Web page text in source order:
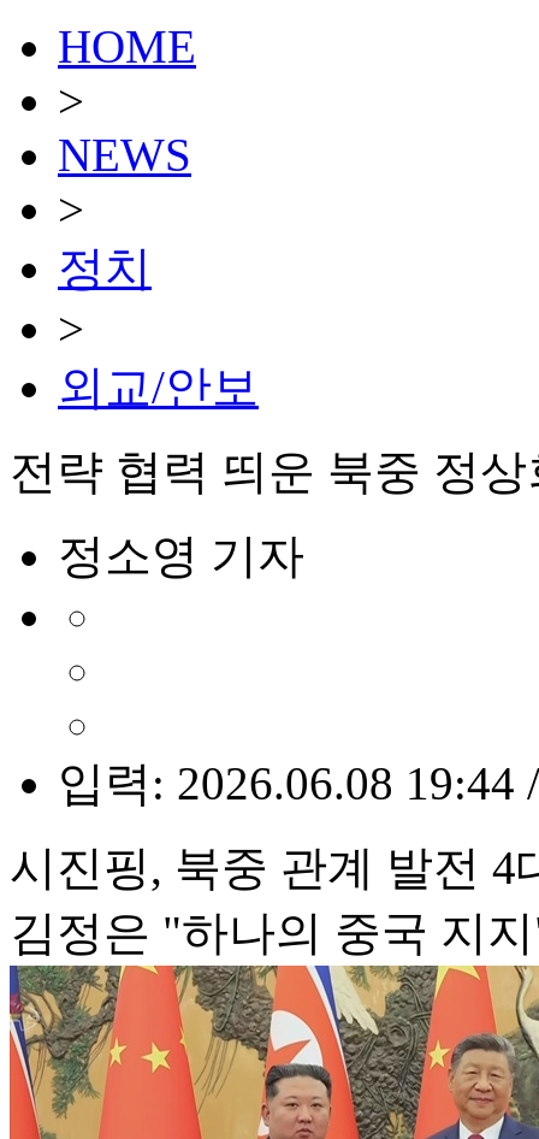
HOME
>
NEWS
>
정치
>
외교/안보
전략 협력 띄운 북중 정
정소영 기자
입력: 2026.06.08 19:44
시진핑, 북중 관계 발전 4
김정은 "하나의 중국 지